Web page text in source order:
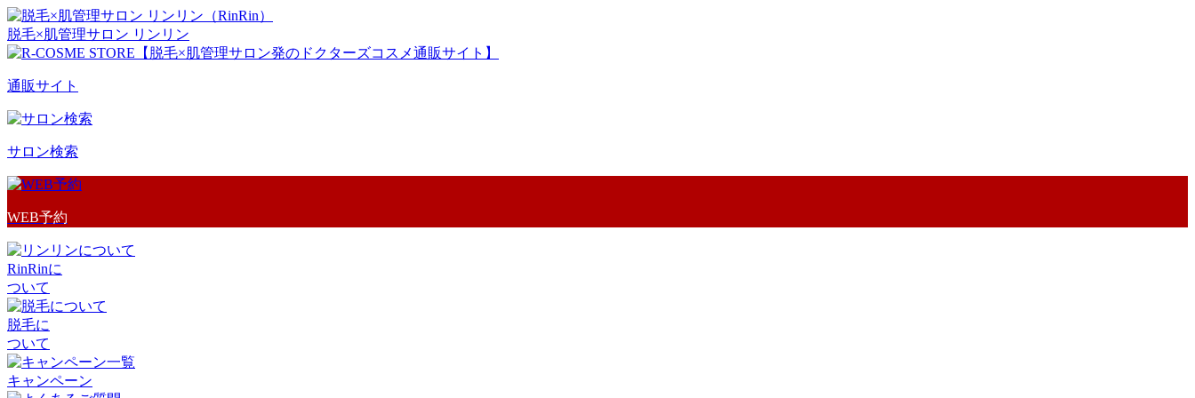
脱毛×肌管理サロン リンリン
通販サイト
サロン検索
WEB予約
RinRinに
ついて
脱毛に
ついて
キャンペーン